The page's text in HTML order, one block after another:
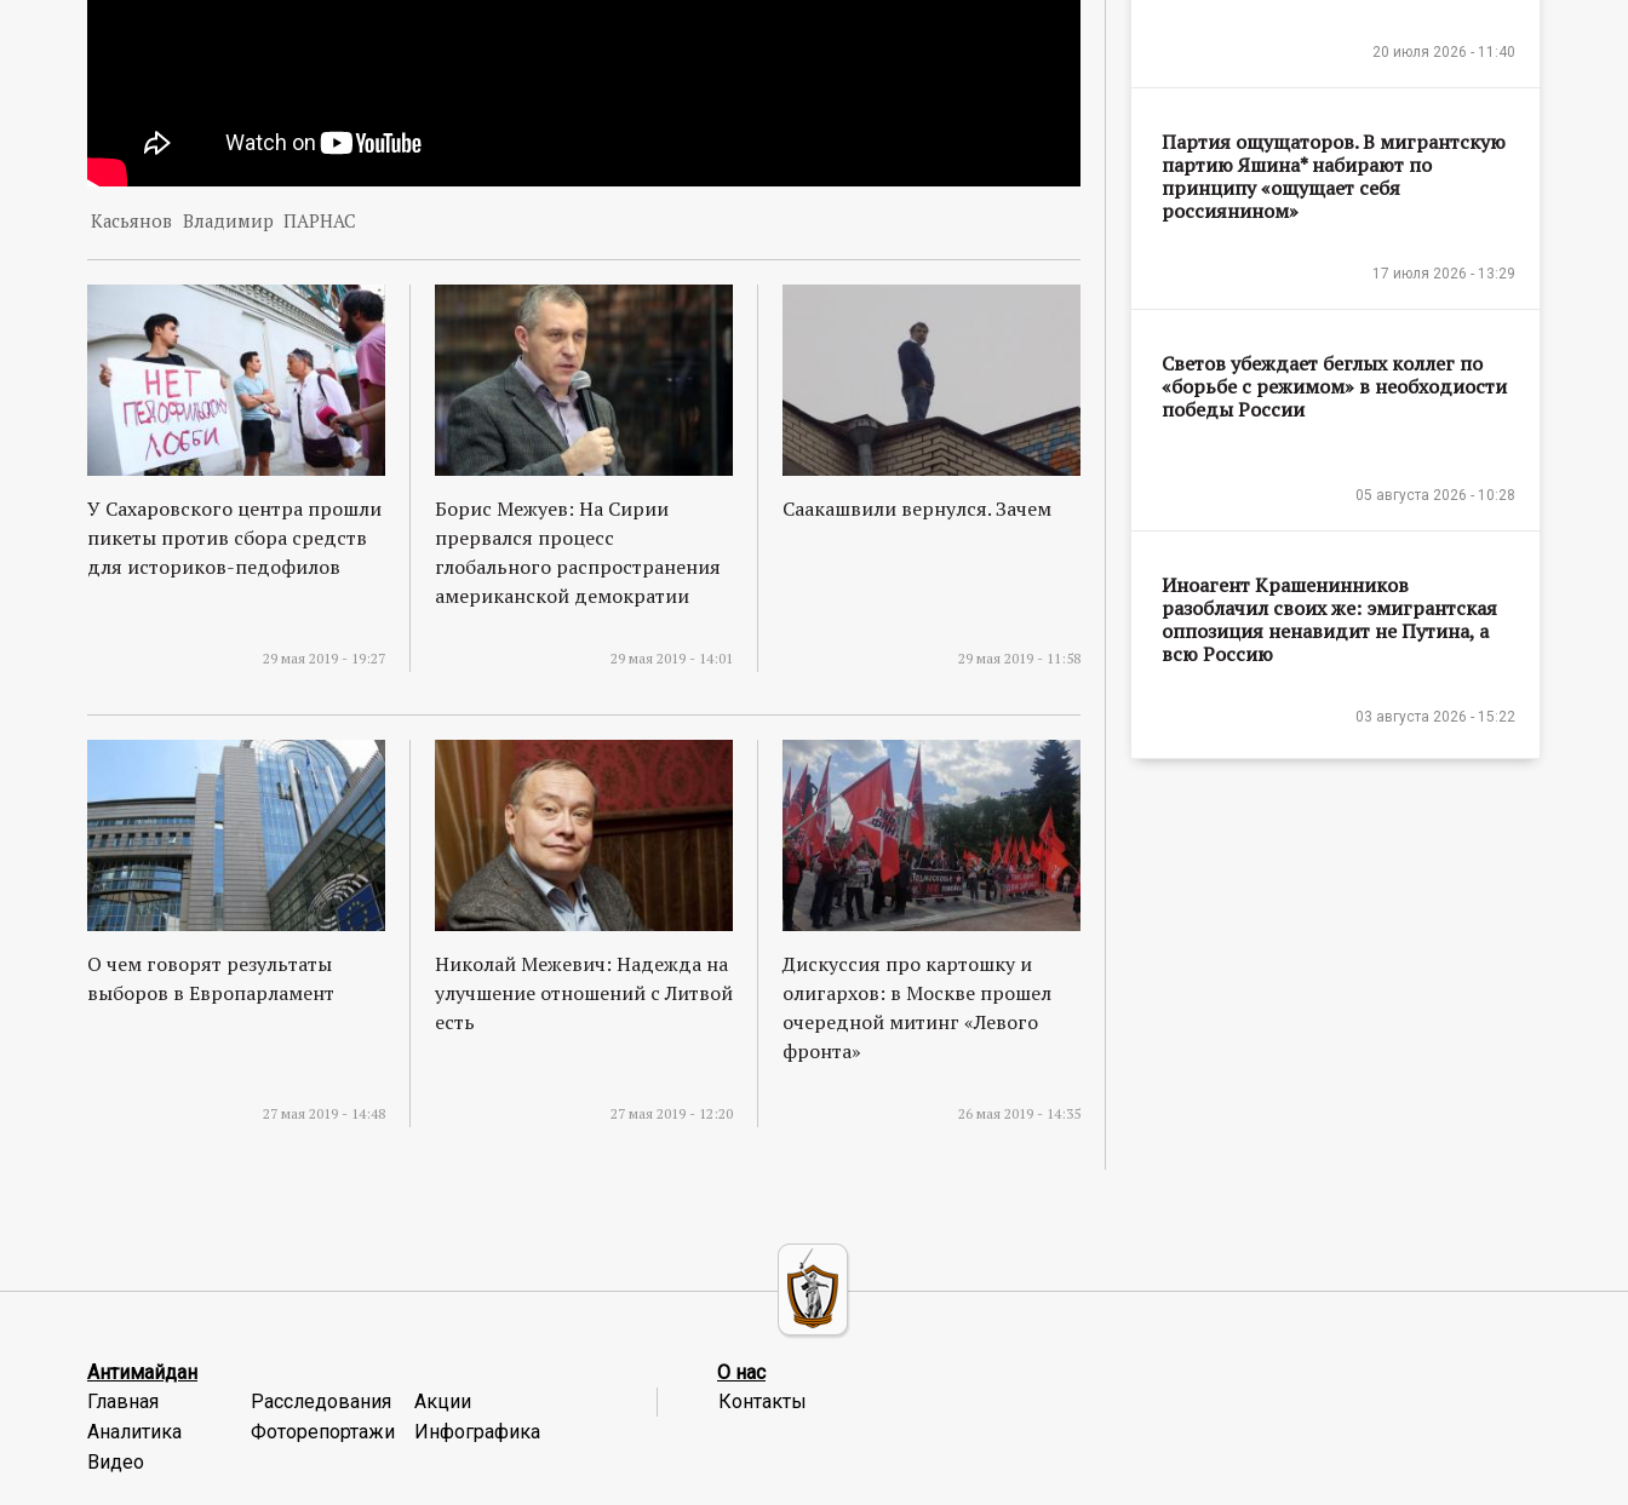
Касьянов Владимир ПАРНАС
У Сахаровского центра прошли
пикеты против сбора средств
для историков-педофилов
29 мая 2019 - 19:27
Борис Межуев: На Сирии
прервался процесс
глобального распространения
американской демократии
29 мая 2019 - 14:01
Саакашвили вернулся. Зачем
29 мая 2019 - 11:58
О чем говорят результаты
выборов в Европарламент
27 мая 2019 - 14:48
Николай Межевич: Надежда на
улучшение отношений с Литвой
есть
27 мая 2019 - 12:20
Дискуссия про картошку и
олигархов: в Москве прошел
очередной митинг «Левого
фронта»
26 мая 2019 - 14:35
20 июля 2026 - 11:40
Партия ощущаторов. В мигрантскую
партию Яшина* набирают по
принципу «ощущает себя
россиянином»
17 июля 2026 - 13:29
Светов убеждает беглых коллег по
«борьбе с режимом» в необходиости
победы России
05 августа 2026 - 10:28
Иноагент Крашенинников
разоблачил своих же: эмигрантская
оппозиция ненавидит не Путина, а
всю Россию
03 августа 2026 - 15:22
Антимайдан
Главная
Расследования
Акции
Аналитика
Фоторепортажи
Инфографика
Видео
О нас
Контакты